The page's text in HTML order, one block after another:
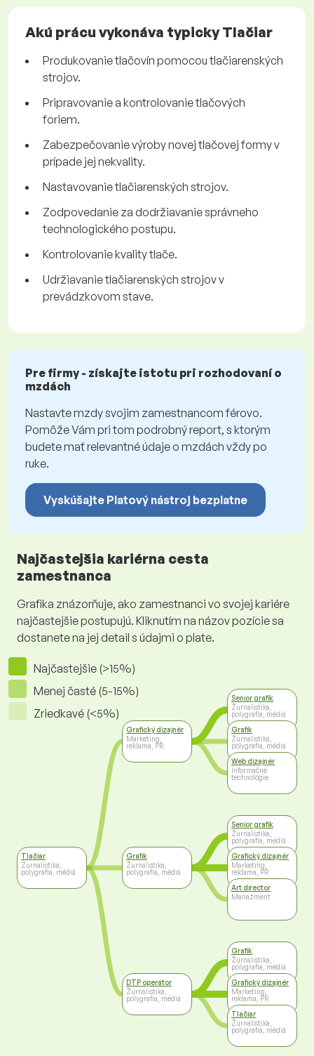
Akú prácu vykonáva typicky Tlačiar
Produkovanie tlačovín pomocou tlačiarenských
strojov.
Pripravovanie a kontrolovanie tlačových
foriem.
Zabezpečovanie výroby novej tlačovej formy v
prípade jej nekvality.
Nastavovanie tlačiarenských strojov.
Zodpovedanie za dodržiavanie správneho
technologického postupu.
Kontrolovanie kvality tlače.
Udržiavanie tlačiarenských strojov v
prevádzkovom stave.
Pre firmy - získajte istotu pri rozhodovaní o
mzdách
Nastavte mzdy svojim zamestnancom férovo.
Pomôže Vám pri tom podrobný report, s ktorým
budete mať relevantné údaje o mzdách vždy po
ruke.
Vyskúšajte Platový nástroj bezplatne
Najčastejšia kariérna cesta
zamestnanca
Grafika znázorňuje, ako zamestnanci vo svojej kariére
najčastejšie postupujú. Kliknutím na názov pozície sa
dostanete na jej detail s údajmi o plate.
Najčastejšie (>15%)
Menej časté (5-15%)
Zriedkavé (<5%)
Tlačiar
Žurnalistika,
polygrafia, médiá
Grafický dizajnér
Marketing,
reklama, PR
Grafik
Žurnalistika,
polygrafia, médiá
DTP operátor
Žurnalistika,
polygrafia, médiá
Senior grafik
Žurnalistika,
polygrafia, médiá
Grafik
Žurnalistika,
polygrafia, médiá
Web dizajnér
Informačné
technológie
Senior grafik
Žurnalistika,
polygrafia, médiá
Grafický dizajnér
Marketing,
reklama, PR
Art director
Manažment
Grafik
Žurnalistika,
polygrafia, médiá
Grafický dizajnér
Marketing,
reklama, PR
Tlačiar
Žurnalistika,
polygrafia, médiá